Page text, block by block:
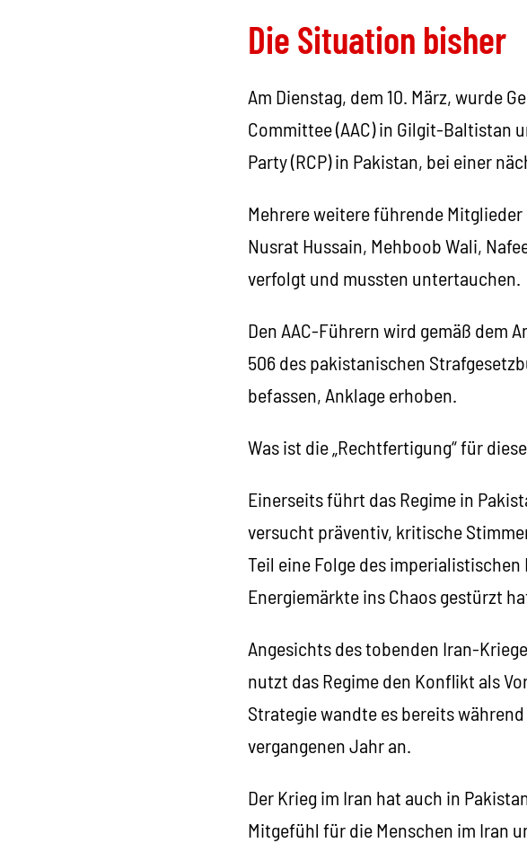
Die Situation bisher
Am Dienstag, dem 10. März, wurde
Committee (AAC) in Gilgit-Baltistan
Party (RCP) in Pakistan, bei einer
Mehrere weitere führende
Nusrat Hussain, Mehboob Wali,
verfolgt und mussten untertauchen.
Den AAC-Führern wird gemäß dem
506 des pakistanischen
befassen, Anklage erhoben.
Was ist die „Rechtfertigung“ für
Einerseits führt das Regime in
versucht präventiv, kritische
Teil eine Folge des imperialistischen
Energiemärkte ins Chaos gestürzt
Angesichts des tobenden Iran-
nutzt das Regime den Konflikt als
Strategie wandte es bereits
vergangenen Jahr an.
Der Krieg im Iran hat auch in
Mitgefühl für die Menschen im Iran